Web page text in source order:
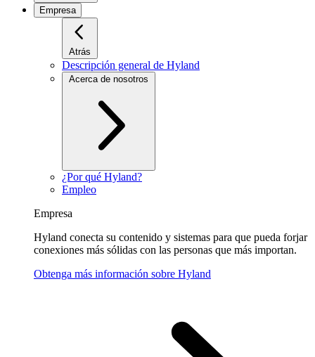
Empresa
Atrás
Descripción general de Hyland
Acerca de nosotros
¿Por qué Hyland?
Empleo
Empresa
Hyland conecta su contenido y sistemas para que pueda forjar
conexiones más sólidas con las personas que más importan.
Obtenga más información sobre Hyland